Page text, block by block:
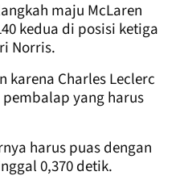
maju McLaren
kedua di posisi ketiga
Norris.
karena Charles Leclerc
yang harus
harus puas dengan
0,370 detik.